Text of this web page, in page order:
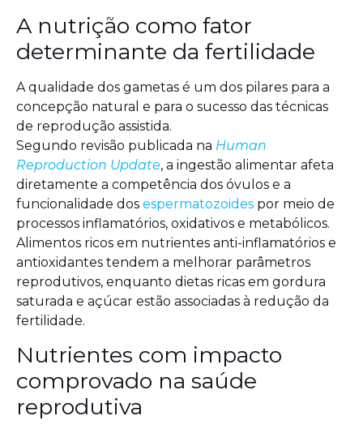
A nutrição como fator
determinante da fertilidade
A qualidade dos gametas é um dos pilares para a
concepção natural e para o sucesso das técnicas
de reprodução assistida.
Segundo revisão publicada na Human
Reproduction Update, a ingestão alimentar afeta
diretamente a competência dos óvulos e a
funcionalidade dos espermatozoides por meio de
processos inflamatórios, oxidativos e metabólicos.
Alimentos ricos em nutrientes anti-inflamatórios e
antioxidantes tendem a melhorar parâmetros
reprodutivos, enquanto dietas ricas em gordura
saturada e açúcar estão associadas à redução da
fertilidade.
Nutrientes com impacto
comprovado na saúde
reprodutiva